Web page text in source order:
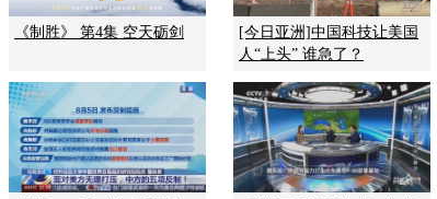
《制胜》 第4集 空天砺剑
[今日亚洲]中国科技让美国
人“上头” 谁急了？